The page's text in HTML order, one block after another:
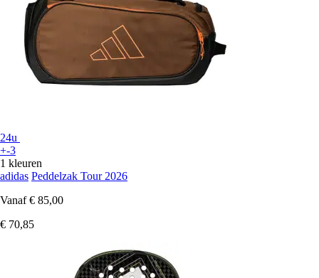
24u
+-3
1 kleuren
adidas Peddelzak Tour 2026
Vanaf € 85,00
€ 70,85